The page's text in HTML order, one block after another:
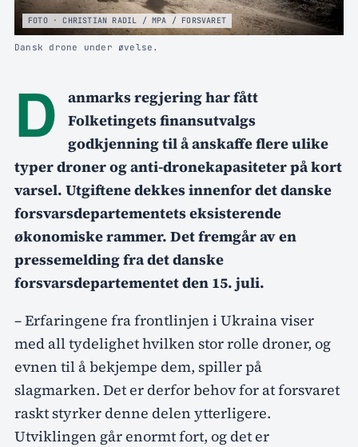
FOTO · CHRISTIAN RADIL / MPA / FORSVARET
Dansk drone under øvelse.
D
anmarks regjering har fått
Folketingets finansutvalgs
godkjenning til å anskaffe flere ulike
typer droner og anti-dronekapasiteter på kort
varsel. Utgiftene dekkes innenfor det danske
forsvarsdepartementets eksisterende
økonomiske rammer. Det fremgår av en
pressemelding fra det danske
forsvarsdepartementet den 15. juli.
– Erfaringene fra frontlinjen i Ukraina viser
med all tydelighet hvilken stor rolle droner, og
evnen til å bekjempe dem, spiller på
slagmarken. Det er derfor behov for at forsvaret
raskt styrker denne delen ytterligere.
Utviklingen går enormt fort, og det er